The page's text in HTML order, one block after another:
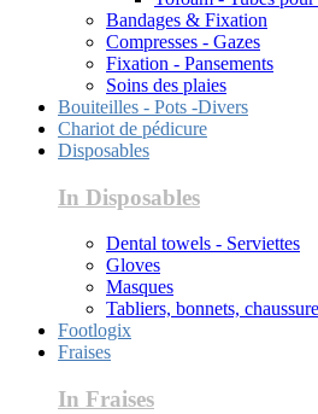
Bandages & Fixation
Compresses - Gazes
Fixation - Pansements
Soins des plaies
Bouiteilles - Pots -Divers
Chariot de pédicure
Disposables
In Disposables
Dental towels - Serviettes
Gloves
Masques
Tabliers, bonnets,
Footlogix
Fraises
In Fraises